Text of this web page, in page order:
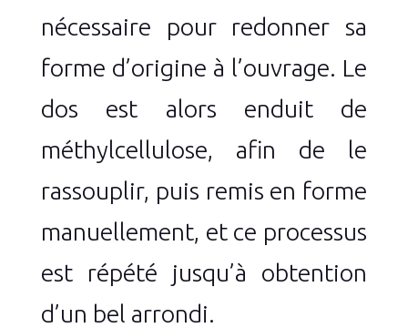
nécessaire pour redonner sa
forme d’origine à l’ouvrage. Le
dos est alors enduit de
méthylcellulose, afin de le
rassouplir, puis remis en forme
manuellement, et ce processus
est répété jusqu’à obtention
d’un bel arrondi.